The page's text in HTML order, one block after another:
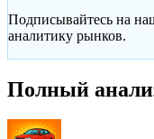
Подписывайтесь на
аналитику рынков.
Полный